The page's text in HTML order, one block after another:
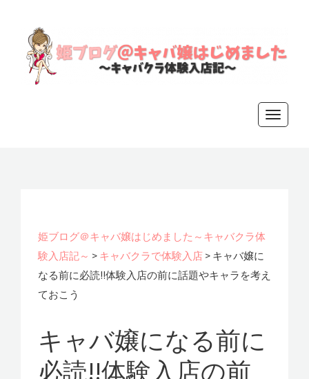
姫ブログ
ました～
キャバク
店記～
T
姫ブログ＠キャバ嬢はじめました～キャバクラ体
験入店記～ > キャバクラで体験入店 > キャバ嬢に
なる前に必読!!体験入店の前に話題やキャラを考え
ておこう
キャバ嬢になる前に
必読!!体験入店の前